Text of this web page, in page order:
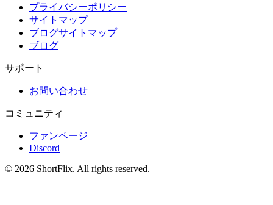
プライバシーポリシー
サイトマップ
ブログサイトマップ
ブログ
サポート
お問い合わせ
コミュニティ
ファンページ
Discord
© 2026 ShortFlix. All rights reserved.